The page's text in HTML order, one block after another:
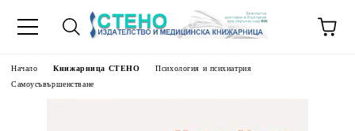
Начало Книжарница СТЕНО
Психология и психиатрия
Самоусъвършенстване